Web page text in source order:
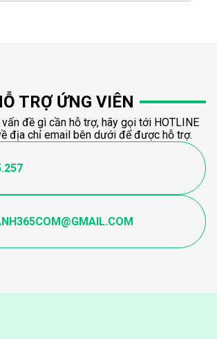
TRỢ ỨNG VIÊN
đề gì cần hỗ trợ, hãy gọi tới HOTLINE
địa chỉ email bên dưới để được hỗ trợ.